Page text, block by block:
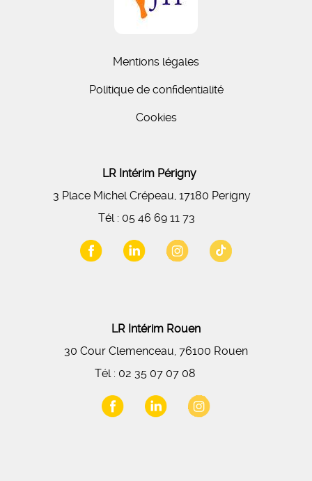
Mentions légales
Politique de confidentialité
Cookies
LR Intérim Périgny
3 Place Michel Crépeau, 17180 Perigny
Tél : 05 46 69 11 73
LR Intérim Rouen
30 Cour Clemenceau, 76100 Rouen
Tél : 02 35 07 07 08